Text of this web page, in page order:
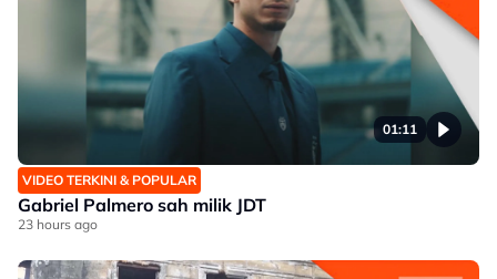
01:11
VIDEO TERKINI & POPULAR
Gabriel Palmero sah milik JDT
23 hours ago